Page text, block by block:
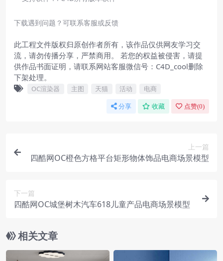
下载遇到问题？可联系客服或反馈
此工程文件版权归原创作者所有，该作品仅供网友学习交
流，请勿传播分享，严禁商用。 若您的权益被侵害，请提
供作品书面证明，请联系网站客服微信号：C4D_cool删除
下架处理。
OC渲染器 主图 天猫 活动 电商
分享 收藏 点赞(0)
上一篇
四酷网OC橙色方格平台矩形物体饰品电商场景模型
下一篇
四酷网OC城堡树木汽车618儿童产品电商场景模型
相关文章